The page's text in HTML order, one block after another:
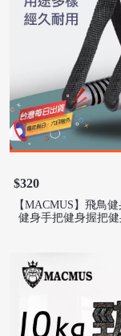
【MACMUS】飛鳥
健身手把健身握把
$320